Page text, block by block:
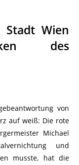
Wien
des
von
auf weiß: Die rote
Michael
und
musste, hat die